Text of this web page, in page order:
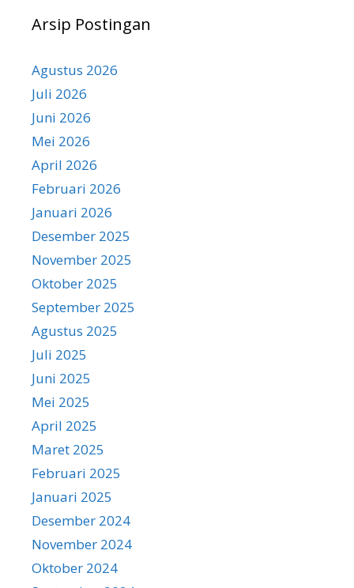
Arsip Postingan
Agustus 2026
Juli 2026
Juni 2026
Mei 2026
April 2026
Februari 2026
Januari 2026
Desember 2025
November 2025
Oktober 2025
September 2025
Agustus 2025
Juli 2025
Juni 2025
Mei 2025
April 2025
Maret 2025
Februari 2025
Januari 2025
Desember 2024
November 2024
Oktober 2024